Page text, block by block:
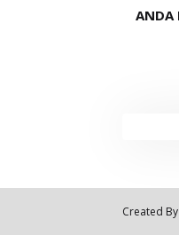
ANDA
Created By